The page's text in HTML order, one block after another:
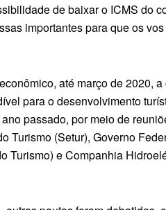
de baixar o ICMS do
importantes para que os
até março de 2020,
para o desenvolvimento
passado, por meio de
Turismo (Setur), Governo
Turismo) e Companhia